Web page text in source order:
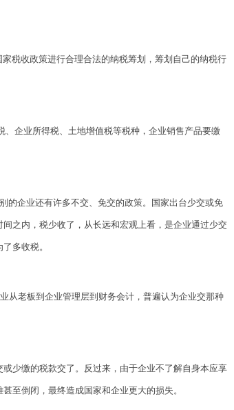
税收政策进行合理合法的纳税筹划，筹划自己的纳税行
企业所得税、土地增值税等税种，企业销售产品要缴
的企业还有许多不交、免交的政策。国家出台少交或免
之内，税少收了，从长远和宏观上看，是企业通过少交
多收税。
从老板到企业管理层到财务会计，普遍认为企业交那种
少缴的税款交了。反过来，由于企业不了解自身本应享
至倒闭，最终造成国家和企业更大的损失。